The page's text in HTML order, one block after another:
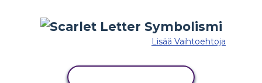
Lisää Vaihtoehtoja